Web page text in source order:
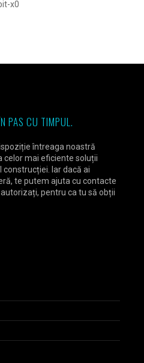
x0
PAS CU TIMPUL.
întreaga noastră
celor mai eficiente soluții
Iar dacă ai
te putem ajuta cu contacte
pentru ca tu să obții